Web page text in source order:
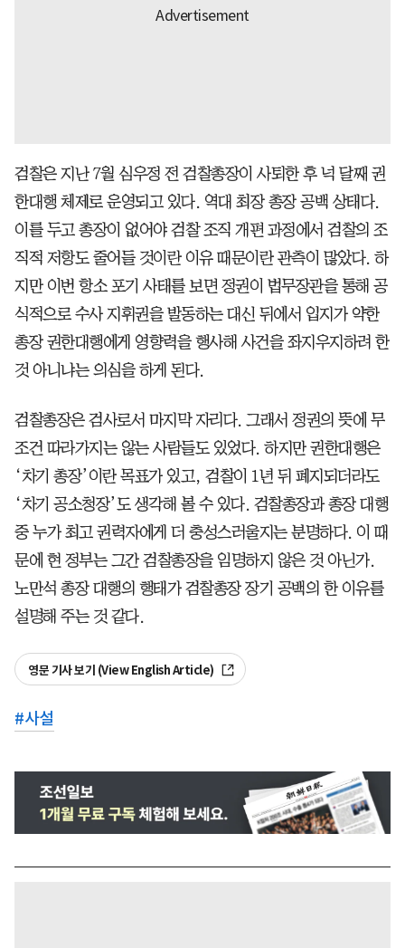
검찰은 지난 7월 심우정 전 검찰총장이 사퇴한 후 넉 달째 권
한대행 체제로 운영되고 있다. 역대 최장 총장 공백 상태다.
이를 두고 총장이 없어야 검찰 조직 개편 과정에서 검찰의 조
직적 저항도 줄어들 것이란 이유 때문이란 관측이 많았다. 하
지만 이번 항소 포기 사태를 보면 정권이 법무장관을 통해 공
식적으로 수사 지휘권을 발동하는 대신 뒤에서 입지가 약한
총장 권한대행에게 영향력을 행사해 사건을 좌지우지하려 한
것 아니냐는 의심을 하게 된다.
검찰총장은 검사로서 마지막 자리다. 그래서 정권의 뜻에 무
조건 따라가지는 않는 사람들도 있었다. 하지만 권한대행은
‘차기 총장’이란 목표가 있고, 검찰이 1년 뒤 폐지되더라도
‘차기 공소청장’도 생각해 볼 수 있다. 검찰총장과 총장 대행
중 누가 최고 권력자에게 더 충성스러울지는 분명하다. 이 때
문에 현 정부는 그간 검찰총장을 임명하지 않은 것 아닌가.
노만석 총장 대행의 행태가 검찰총장 장기 공백의 한 이유를
설명해 주는 것 같다.
영문 기사 보기 (View English Article)
#사설